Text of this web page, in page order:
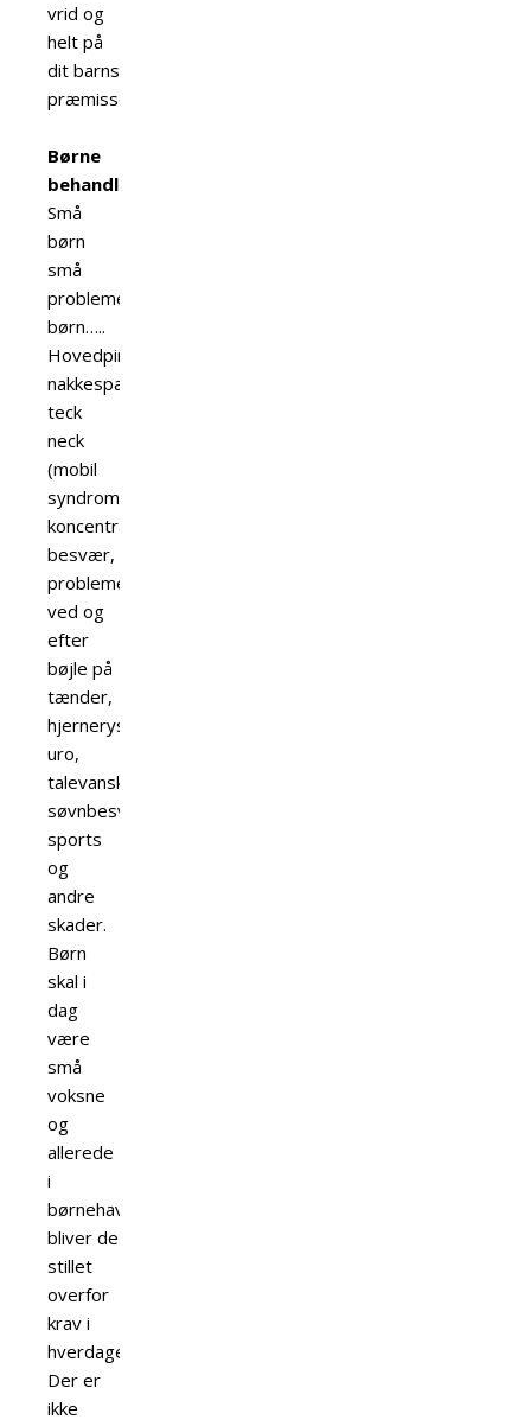
vrid og
helt på
dit barns
præmisser.
Børne
behandling.
Små
børn
små
problemer….større
børn…..
Hovedpine,
nakkespændinger,
teck
neck
(mobil
syndrom),
koncentrations
besvær,
problemer
ved og
efter
bøjle på
tænder,
hjernerystelse,
uro,
talevanskeligheder,
søvnbesvær,
sports
og
andre
skader.
Børn
skal i
dag
være
små
voksne
og
allerede
i
børnehaven
bliver de
stillet
overfor
krav i
hverdagen.
Der er
ikke